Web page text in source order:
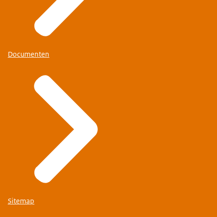
Documenten
Sitemap